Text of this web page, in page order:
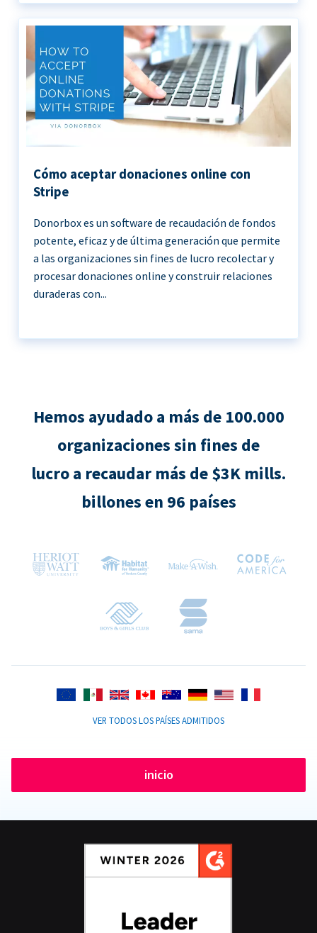
Cómo aceptar donaciones online con
Stripe
Donorbox es un software de recaudación de fondos
potente, eficaz y de última generación que permite
a las organizaciones sin fines de lucro recolectar y
procesar donaciones online y construir relaciones
duraderas con...
Hemos ayudado a más de 100.000
organizaciones sin fines de
lucro a recaudar más de $3K mills.
billones en 96 países
VER TODOS LOS PAÍSES ADMITIDOS
inicio